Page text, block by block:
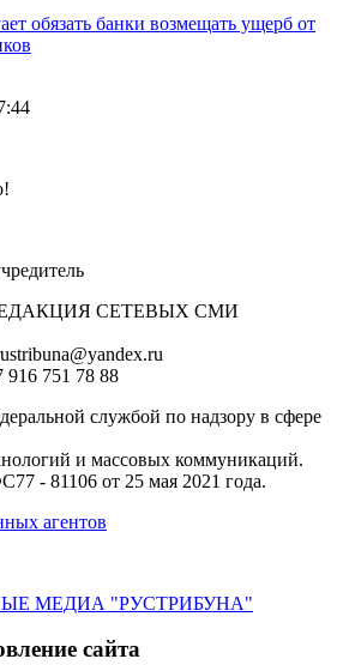
обязать банки возмещать ущерб от
СЕТЕВЫХ СМИ
916 751 78 88
службой по надзору в сфере
и массовых коммуникаций.
- 81106 от 25 мая 2021 года.
агентов
МЕДИА "РУСТРИБУНА"
сайта